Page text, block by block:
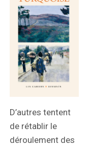
D’autres tentent
de rétablir le
déroulement des